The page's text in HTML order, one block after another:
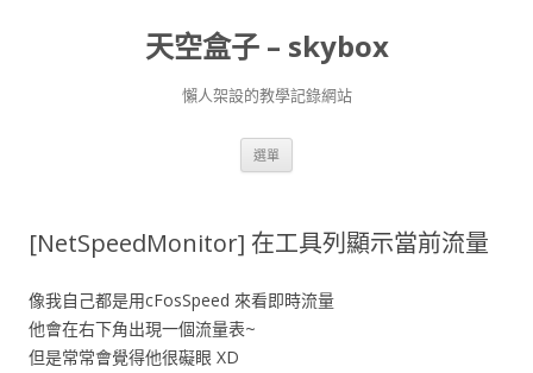
天空盒子 – skybox
懶人架設的教學記錄網站
選單
容
[NetSpeedMonitor] 在工具列顯示當前流量
像我自己都是用cFosSpeed 來看即時流量
他會在右下角出現一個流量表~
但是常常會覺得他很礙眼 XD